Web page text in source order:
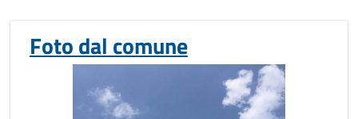
Foto dal comune